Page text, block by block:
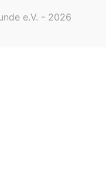
e.V. - 2026